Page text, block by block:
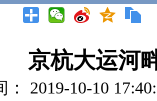
京杭大运河
： 2019-10-10